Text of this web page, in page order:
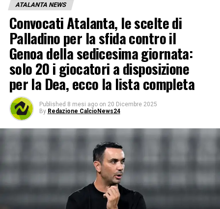
ATALANTA NEWS
Convocati Atalanta, le scelte di
Palladino per la sfida contro il
Genoa della sedicesima giornata:
solo 20 i giocatori a disposizione
per la Dea, ecco la lista completa
Published 8 mesi ago on 20 Dicembre 2025
By Redazione CalcioNews24